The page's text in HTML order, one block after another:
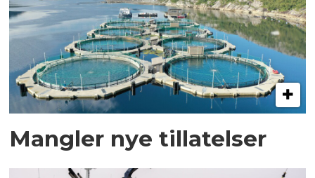
Mangler nye tillatelser